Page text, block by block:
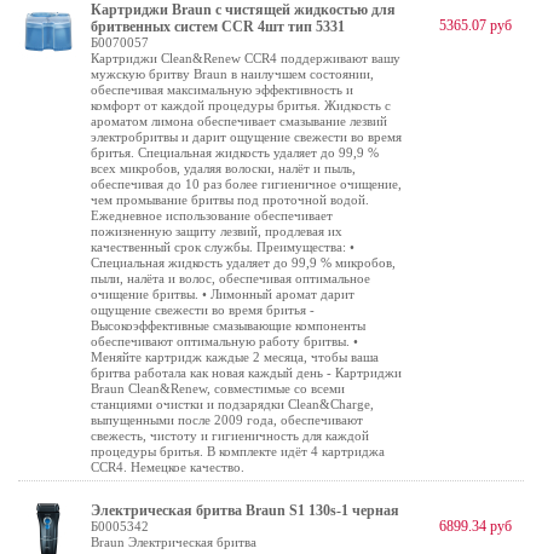
Картриджи Braun с чистящей жидкостью для
бритвенных систем CCR 4шт тип 5331
Б0070057
Картриджи Clean&Renew CCR4 поддерживают вашу
мужскую бритву Braun в наилучшем состоянии,
обеспечивая максимальную эффективность и
комфорт от каждой процедуры бритья. Жидкость с
ароматом лимона обеспечивает смазывание лезвий
электробритвы и дарит ощущение свежести во время
бритья. Специальная жидкость удаляет до 99,9 %
всех микробов, удаляя волоски, налёт и пыль,
обеспечивая до 10 раз более гигиеничное очищение,
чем промывание бритвы под проточной водой.
Ежедневное использование обеспечивает
пожизненную защиту лезвий, продлевая их
качественный срок службы. Преимущества: •
Специальная жидкость удаляет до 99,9 % микробов,
пыли, налёта и волос, обеспечивая оптимальное
очищение бритвы. • Лимонный аромат дарит
ощущение свежести во время бритья -
Высокоэффективные смазывающие компоненты
обеспечивают оптимальную работу бритвы. •
Меняйте картридж каждые 2 месяца, чтобы ваша
бритва работала как новая каждый день - Картриджи
Braun Clean&Renew, совместимые со всеми
станциями очистки и подзарядки Clean&Charge,
выпущенными после 2009 года, обеспечивают
свежесть, чистоту и гигиеничность для каждой
процедуры бритья. В комплекте идёт 4 картриджа
CCR4. Немецкое качество.
5365.07 руб
Электрическая бритва Braun S1 130s-1 черная
Б0005342
Braun Электрическая бритва
6899.34 руб